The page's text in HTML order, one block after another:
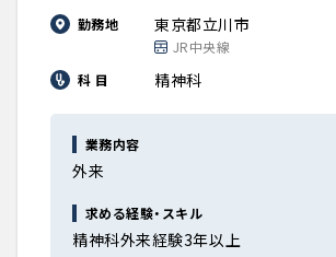
勤務地 東京都立川市
JR中央線
科 目
精神科
業務内容
外来
求める経験・スキル
精神科外来経験3年以上